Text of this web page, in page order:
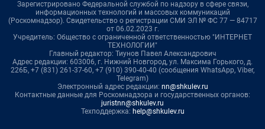
Зарегистрировано Федеральной службой по надзору в сфере связи,
информационных технологий и массовых коммуникаций
(Роскомнадзор). Свидетельство о регистрации СМИ ЭЛ № ФС 77 — 84717
от 06.02.2023 г.
Учредитель: Общество с ограниченной ответственностью "ИНТЕРНЕТ
ТЕХНОЛОГИИ"
Главный редактор: Тиунов Павел Александрович
Адрес редакции: 603006, г. Нижний Новгород, ул. Максима Горького, д.
226Б, +7 (831) 261-37-60, +7 (910) 390-40-40 (сообщения WhatsApp, Viber,
Telegram)
Электронный адрес редакции: nn@shkulev.ru
Контактные данные для Роскомнадзора и государственных органов:
juristnn@shkulev.ru
Техподдержка: help@shkulev.ru